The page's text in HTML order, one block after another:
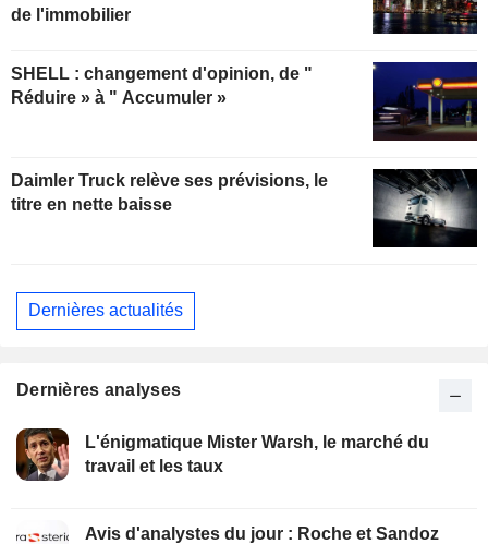
de l'immobilier
SHELL : changement d'opinion, de "
Réduire » à " Accumuler »
Daimler Truck relève ses prévisions, le
titre en nette baisse
Dernières actualités
Dernières analyses
L'énigmatique Mister Warsh, le marché du
travail et les taux
Avis d'analystes du jour : Roche et Sandoz